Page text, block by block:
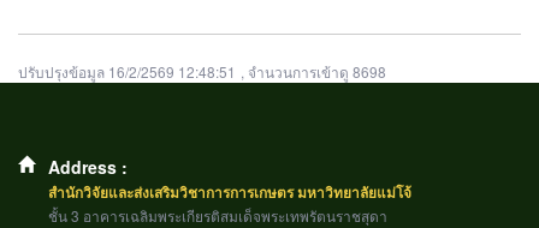
ปรับปรุงข้อมูล 16/2/2569 12:48:51 , จำนวนการเข้าดู 8698
Address :
สำนักวิจัยและส่งเสริมวิชาการการเกษตร มหาวิทยาลัยแม่โจ้
ชั้น 3 อาคารเฉลิมพระเกียรติสมเด็จพระเทพรัตนราชสุดา